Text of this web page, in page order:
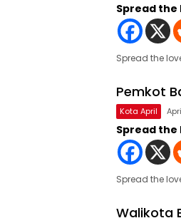
Spread the
Spread the
Pemkot
Kota April
Spread the
Spread the
Walikota